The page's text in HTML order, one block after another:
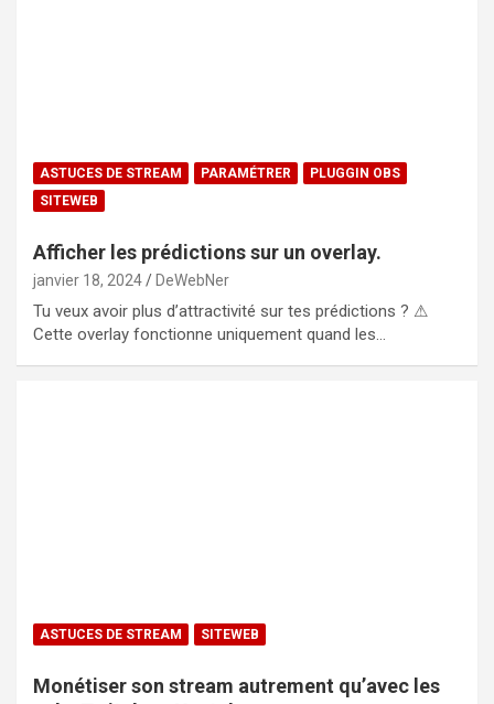
ASTUCES DE STREAM PARAMÉTRER
PLUGGIN OBS
SITEWEB
Afficher les prédictions sur un overlay.
janvier 18, 2024 DeWebNer
Tu veux avoir plus d’attractivité sur tes prédictions ? ⚠
Cette overlay fonctionne uniquement quand les…
ASTUCES DE STREAM SITEWEB
Monétiser son stream autrement qu’avec les